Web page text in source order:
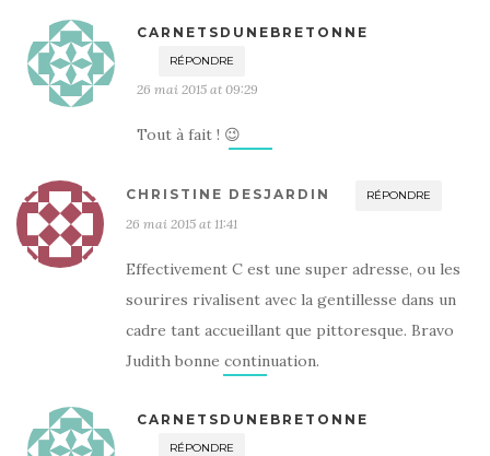
CARNETSDUNEBRETONNE
RÉPONDRE
26 mai 2015 at 09:29
Tout à fait ! 😉
CHRISTINE DESJARDIN RÉPONDRE
26 mai 2015 at 11:41
Effectivement C est une super adresse, ou les
sourires rivalisent avec la gentillesse dans un
cadre tant accueillant que pittoresque. Bravo
Judith bonne continuation.
CARNETSDUNEBRETONNE
RÉPONDRE